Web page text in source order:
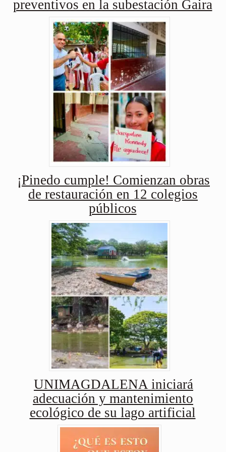
preventivos en la subestación Gaira
¡Pinedo cumple! Comienzan obras
de restauración en 12 colegios
públicos
UNIMAGDALENA iniciará
adecuación y mantenimiento
ecológico de su lago artificial